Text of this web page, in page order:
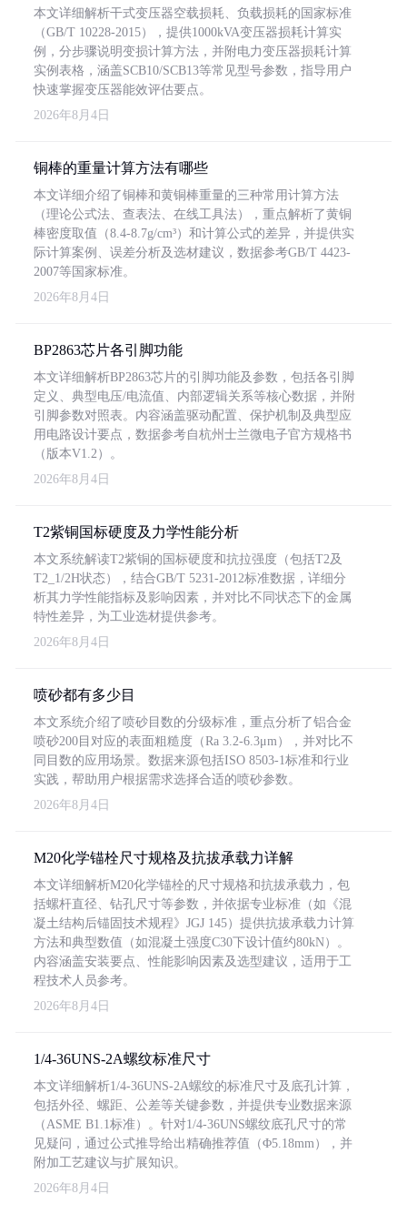
本文详细解析干式变压器空载损耗、负载损耗的国家标准
（GB/T 10228-2015），提供1000kVA变压器损耗计算实
例，分步骤说明变损计算方法，并附电力变压器损耗计算
实例表格，涵盖SCB10/SCB13等常见型号参数，指导用户
快速掌握变压器能效评估要点。
2026年8月4日
铜棒的重量计算方法有哪些
本文详细介绍了铜棒和黄铜棒重量的三种常用计算方法
（理论公式法、查表法、在线工具法），重点解析了黄铜
棒密度取值（8.4-8.7g/cm³）和计算公式的差异，并提供实
际计算案例、误差分析及选材建议，数据参考GB/T 4423-
2007等国家标准。
2026年8月4日
BP2863芯片各引脚功能
本文详细解析BP2863芯片的引脚功能及参数，包括各引脚
定义、典型电压/电流值、内部逻辑关系等核心数据，并附
引脚参数对照表。内容涵盖驱动配置、保护机制及典型应
用电路设计要点，数据参考自杭州士兰微电子官方规格书
（版本V1.2）。
2026年8月4日
T2紫铜国标硬度及力学性能分析
本文系统解读T2紫铜的国标硬度和抗拉强度（包括T2及
T2_1/2H状态），结合GB/T 5231-2012标准数据，详细分
析其力学性能指标及影响因素，并对比不同状态下的金属
特性差异，为工业选材提供参考。
2026年8月4日
喷砂都有多少目
本文系统介绍了喷砂目数的分级标准，重点分析了铝合金
喷砂200目对应的表面粗糙度（Ra 3.2-6.3μm），并对比不
同目数的应用场景。数据来源包括ISO 8503-1标准和行业
实践，帮助用户根据需求选择合适的喷砂参数。
2026年8月4日
M20化学锚栓尺寸规格及抗拔承载力详解
本文详细解析M20化学锚栓的尺寸规格和抗拔承载力，包
括螺杆直径、钻孔尺寸等参数，并依据专业标准（如《混
凝土结构后锚固技术规程》JGJ 145）提供抗拔承载力计算
方法和典型数值（如混凝土强度C30下设计值约80kN）。
内容涵盖安装要点、性能影响因素及选型建议，适用于工
程技术人员参考。
2026年8月4日
1/4-36UNS-2A螺纹标准尺寸
本文详细解析1/4-36UNS-2A螺纹的标准尺寸及底孔计算，
包括外径、螺距、公差等关键参数，并提供专业数据来源
（ASME B1.1标准）。针对1/4-36UNS螺纹底孔尺寸的常
见疑问，通过公式推导给出精确推荐值（Φ5.18mm），并
附加工艺建议与扩展知识。
2026年8月4日